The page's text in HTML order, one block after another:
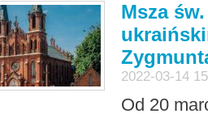
Msza
2022-03-14
Od 20